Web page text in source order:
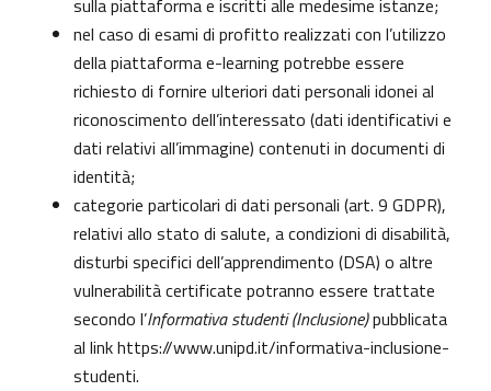
sulla piattaforma e iscritti alle medesime istanze;
nel caso di esami di profitto realizzati con l’utilizzo
della piattaforma e-learning potrebbe essere
richiesto di fornire ulteriori dati personali idonei al
riconoscimento dell’interessato (dati identificativi e
dati relativi all’immagine) contenuti in documenti di
identità;
categorie particolari di dati personali (art. 9 GDPR),
relativi allo stato di salute, a condizioni di disabilità,
disturbi specifici dell’apprendimento (DSA) o altre
vulnerabilità certificate potranno essere trattate
secondo l’Informativa studenti (Inclusione)pubblicata
al linkhttps://www.unipd.it/informativa-inclusione-
studenti.